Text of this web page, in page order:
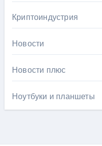
Криптоиндустрия
Новости
Новости плюс
Ноутбуки и планшеты